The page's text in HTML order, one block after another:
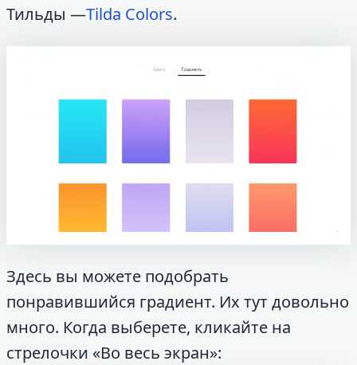
Тильды —Tilda Colors.
Здесь вы можете подобрать
понравившийся градиент. Их тут довольно
много. Когда выберете, кликайте на
стрелочки «Во весь экран»: